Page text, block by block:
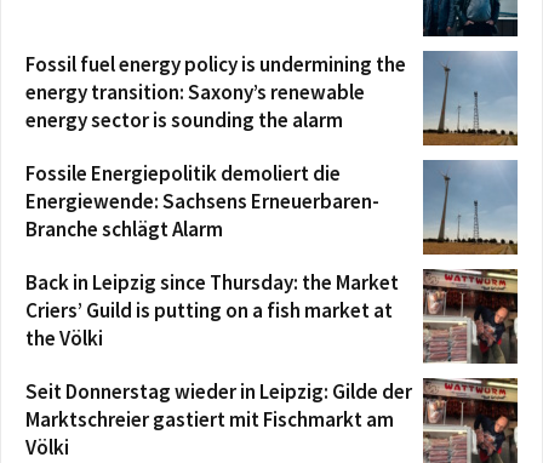
Fossil fuel energy policy is undermining the
energy transition: Saxony’s renewable
energy sector is sounding the alarm
Fossile Energiepolitik demoliert die
Energiewende: Sachsens Erneuerbaren-
Branche schlägt Alarm
Back in Leipzig since Thursday: the Market
Criers’ Guild is putting on a fish market at
the Völki
Seit Donnerstag wieder in Leipzig: Gilde der
Marktschreier gastiert mit Fischmarkt am
Völki